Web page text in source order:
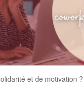
et de motivation